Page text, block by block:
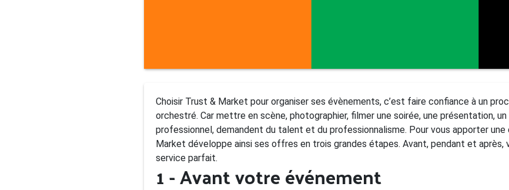
Choisir Trust & Market pour organiser ses évènements, c’est faire confiance à un
orchestré. Car mettre en scène, photographier, filmer une soirée, une présentation,
professionnel, demandent du talent et du professionnalisme. Pour vous apporter
Market développe ainsi ses offres en trois grandes étapes. Avant, pendant et après,
service parfait.
1 - Avant votre événement